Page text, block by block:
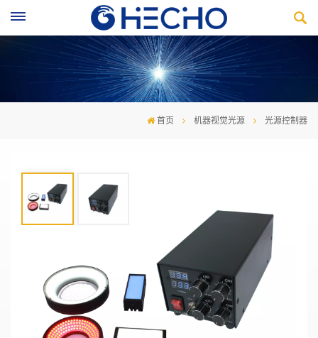
首页 机器视觉光源 光源控制器
20--25KHz PWM方波控制输出
双通道调光控制
谐振软开关技术